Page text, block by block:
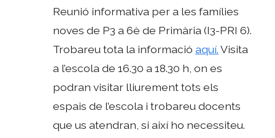
Reunió informativa per a les famílies
noves de P3 a 6è de Primària (I3-PRI 6).
Trobareu tota la informacióaquí.Visita
a l’escola de 16.30 a 18.30 h, on es
podran visitar lliurement tots els
espais de l’escola i trobareu docents
que us atendran, si així ho necessiteu.